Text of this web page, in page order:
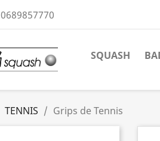
0689857770
SQUASH
TENNIS Grips de Tennis